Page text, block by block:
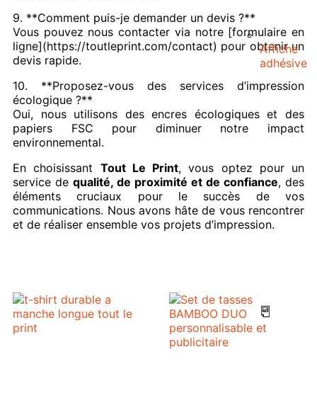
Affiche
adhésive
9. **Comment puis-je demander un devis ?**
Vous pouvez nous contacter via notre [formulaire en
ligne](https://toutleprint.com/contact) pour obtenir un
devis rapide.
10. **Proposez-vous des services d’impression
écologique ?**
Oui, nous utilisons des encres écologiques et des
papiers FSC pour diminuer notre impact
environnemental.
En choisissant Tout Le Print, vous optez pour un
service de qualité, de proximité et de confiance, des
éléments cruciaux pour le succès de vos
communications. Nous avons hâte de vous rencontrer
et de réaliser ensemble vos projets d’impression.